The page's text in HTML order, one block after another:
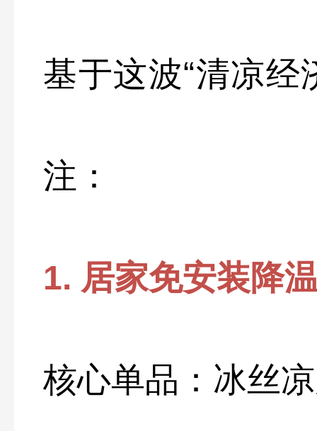
基于这波“清凉
注：
1. 居家免安装降
核心单品：冰丝